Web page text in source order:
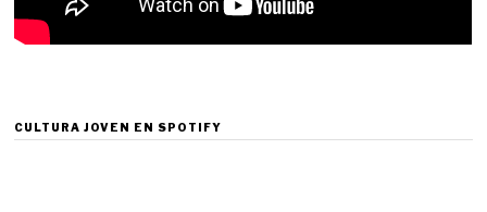
CULTURA JOVEN EN SPOTIFY